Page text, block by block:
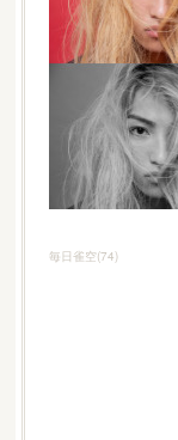
毎日雀空(74)